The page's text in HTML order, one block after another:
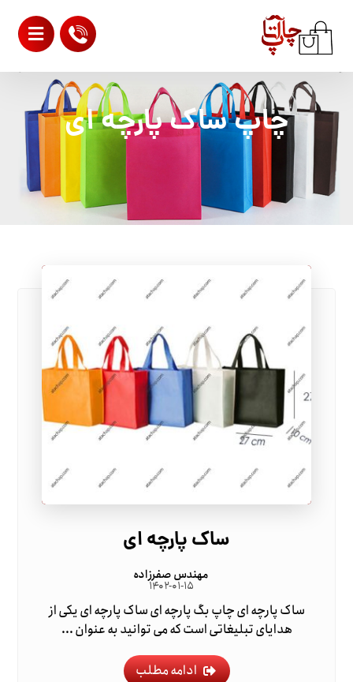
چاپ ساک پارچه ای
ساک پارچه ای
مهندس صفرزاده
۱۴۰۲-۰۱-۱۵
ساک پارچه ای چاپ بگ پارچه ای ساک پارچه ای یکی از
هدایای تبلیغاتی است که می توانید به عنوان ...
ادامه مطلب